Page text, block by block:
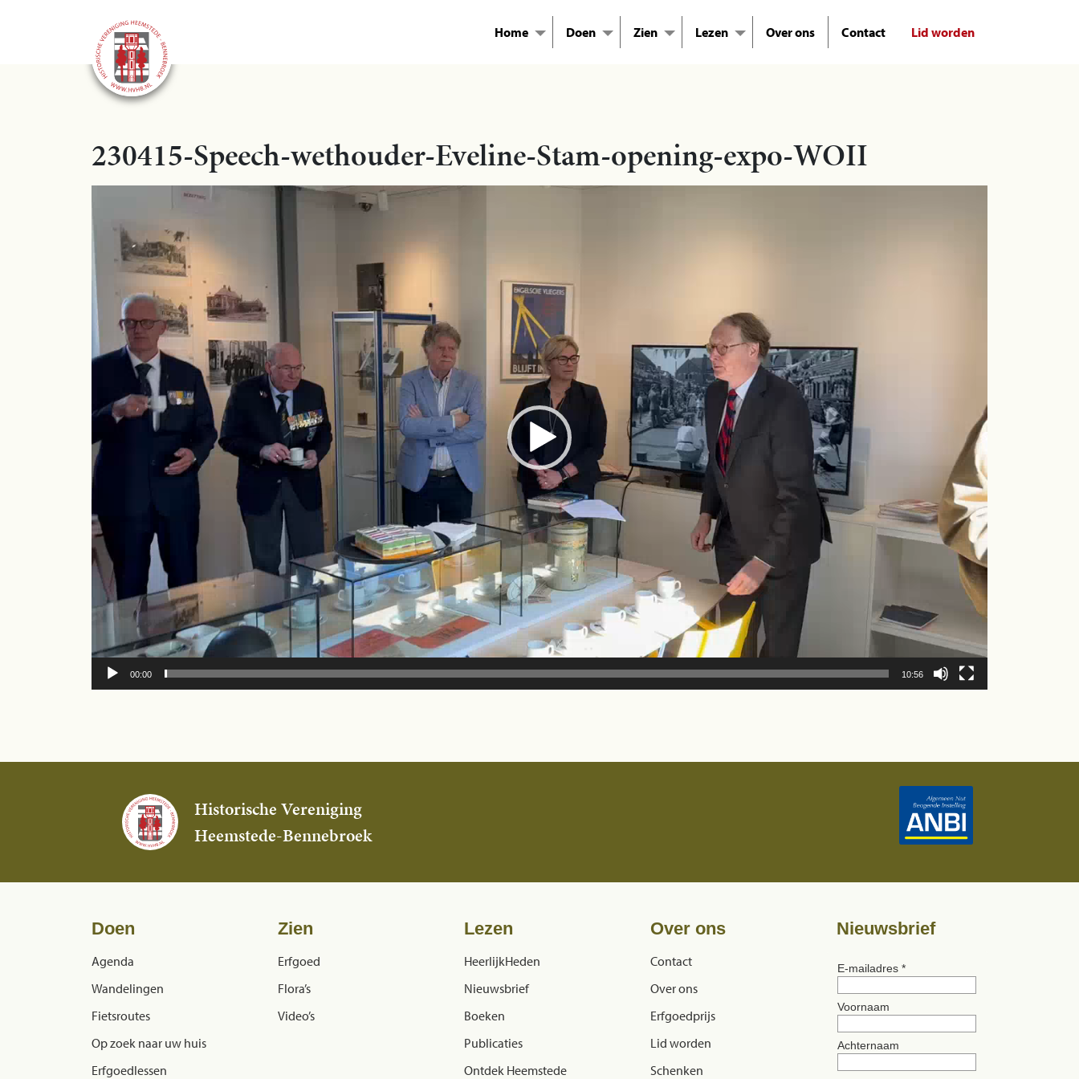
Home Doen Zien Lezen Over ons Contact Lid worden
230415-Speech-wethouder-Eveline-Stam-opening-expo-WOII
00:00 10:56
Historische Vereniging
Heemstede-Bennebroek
Doen
Agenda
Wandelingen
Fietsroutes
Op zoek naar uw huis
Erfgoedlessen
Zien
Erfgoed
Flora’s
Video’s
Lezen
HeerlijkHeden
Nieuwsbrief
Boeken
Publicaties
Ontdek Heemstede
Over ons
Contact
Over ons
Erfgoedprijs
Lid worden
Schenken
Nieuwsbrief